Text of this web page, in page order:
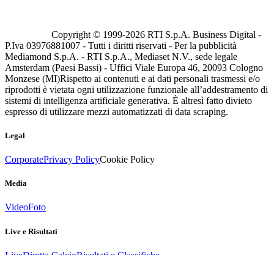
Copyright © 1999-2026 RTI S.p.A. Business Digital -
P.Iva 03976881007 - Tutti i diritti riservati - Per la pubblicità
Mediamond S.p.A. - RTI S.p.A., Mediaset N.V., sede legale
Amsterdam (Paesi Bassi) - Uffici Viale Europa 46, 20093 Cologno
Monzese (MI)Rispetto ai contenuti e ai dati personali trasmessi e/o
riprodotti è vietata ogni utilizzazione funzionale all’addestramento di
sistemi di intelligenza artificiale generativa. È altresì fatto divieto
espresso di utilizzare mezzi automatizzati di data scraping.
Legal
CorporatePrivacy PolicyCookie Policy
Media
VideoFoto
Live e Risultati